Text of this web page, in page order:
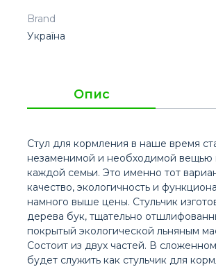
Brand
Україна
Опис
Стул для кормления в наше время
незаменимой и необходимой вещью
каждой семьи. Это именно тот
качество, экологичность и
намного выше цены. Стульчик
дерева бук, тщательно
покрытый экологической льняным
Состоит из двух частей. В
будет служить как стульчик для